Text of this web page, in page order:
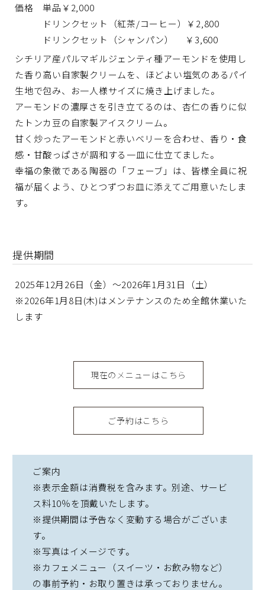
価格 単品￥2,000
ドリンクセット（紅茶/コーヒー）￥2,800
ドリンクセット（シャンパン） ￥3,600
シチリア産パルマギルジェンティ種アーモンドを使用し
た香り高い自家製クリームを、ほどよい塩気のあるパイ
生地で包み、お一人様サイズに焼き上げました。
アーモンドの濃厚さを引き立てるのは、杏仁の香りに似
たトンカ豆の自家製アイスクリーム。
甘く炒ったアーモンドと赤いベリーを合わせ、香り・食
感・甘酸っぱさが調和する一皿に仕立てました。
幸福の象徴である陶器の「フェーブ」は、皆様全員に祝
福が届くよう、ひとつずつお皿に添えてご用意いたしま
す。
提供期間
2025年12月26日（金）～2026年1月31日（土）
※2026年1月8日(木)はメンテナンスのため全館休業いた
します
現在のメニューはこちら
ご予約はこちら
ご案内
※表示金額は消費税を含みます。別途、サービ
ス料10％を頂戴いたします。
※提供期間は予告なく変動する場合がございま
す。
※写真はイメージです。
※カフェメニュー（スイーツ・お飲み物など）
の事前予約・お取り置きは承っておりません。